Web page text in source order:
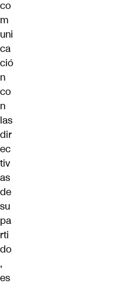
co
m
uni
ca
ció
n
co
n
las
dir
ec
tiv
as
de
su
pa
rti
do
,
es